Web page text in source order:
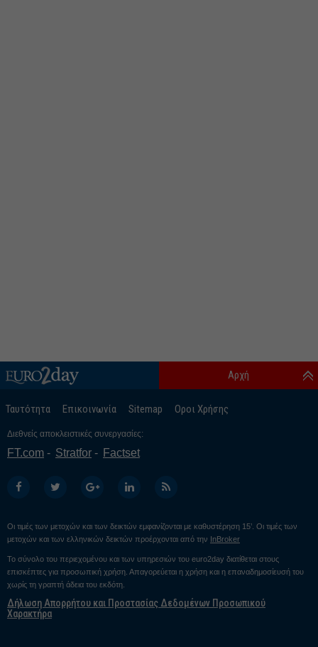
Ταυτότητα Επικοινωνία Sitemap Οροι Χρήσης
Αρχή
Διεθνείς αποκλειστικές συνεργασίες:
FT.com Stratfor Factset
Οι τιμές των μετοχών και των δεικτών εμφανίζονται με καθυστέρηση 15’. Οι τιμές των
μετοχών και των ελληνικών δεικτών προέρχονται από την InBroker
Το σύνολο του περιεχομένου και των υπηρεσιών του euro2day διατίθεται στους
επισκέπτες για προσωπική χρήση. Απαγορεύεται η χρήση και η επαναδημοσίευσή του
χωρίς τη γραπτή άδεια του εκδότη.
Δήλωση Απορρήτου και Προστασίας Δεδομένων Προσωπικού
Χαρακτήρα